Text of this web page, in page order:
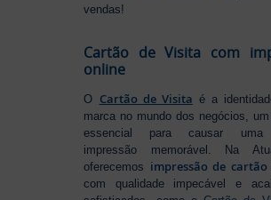
vendas!
Cartão de Visita com
online
O Cartão de Visita é a
marca no mundo dos negócios,
essencial para causar uma
impressão memorável. Na
oferecemos impressão de
com qualidade impecável e